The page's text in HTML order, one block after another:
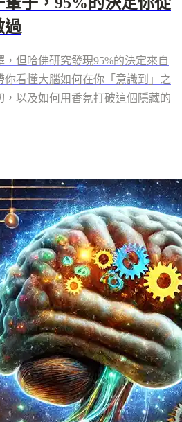
過
但哈佛研究發現95%的決定來自
你看懂大腦如何在你「意識到」之
，以及如何用香氛打破這個隱藏的